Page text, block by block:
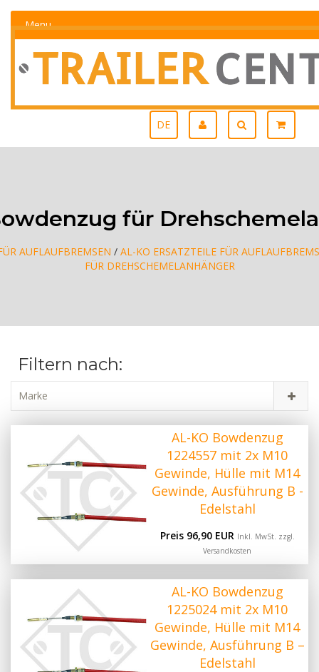
Menu
DE
für
AUFLAUFBREMSEN / AL-KO ERSATZTEILE FÜR
FÜR DREHSCHEMELANHÄNGER
Filtern nach:
Marke
AL-KO Bowdenzug
1224557 mit 2x M10
Gewinde, Hülle mit M14
Gewinde, Ausführung B -
Edelstahl
Preis 96,90 EUR Inkl. MwSt. zzgl.
Versandkosten
AL-KO Bowdenzug
1225024 mit 2x M10
Gewinde, Hülle mit M14
Gewinde, Ausführung B –
Edelstahl